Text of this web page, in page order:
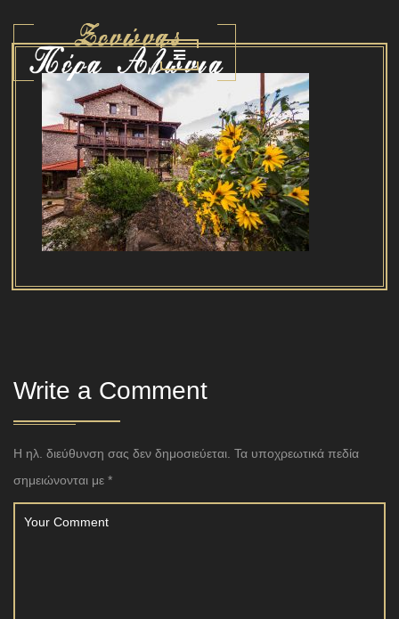
Write a Comment
Η ηλ. διεύθυνση σας δεν δημοσιεύεται. Τα υποχρεωτικά πεδία
σημειώνονται με *